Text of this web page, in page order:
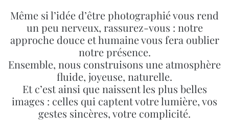
Même si l’idée d’être photographié vous rend
un peu nerveux, rassurez-vous : notre
approche douce et humaine vous fera oublier
notre présence.
Ensemble, nous construisons une atmosphère
fluide, joyeuse, naturelle.
Et c’est ainsi que naissent les plus belles
images : celles qui captent votre lumière, vos
gestes sincères, votre complicité.